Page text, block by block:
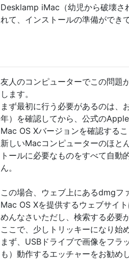
Desklamp iMac（幼児から破壊さ
れて、インストールの準備ができ
友人のコンピューターでこの問題
します。
まず最初に行う必要があるのは、
年）を確認してから、公式の
Mac OS Xバージョンを確認するこ
新しいMacコンピューターのほと
トールに必要なものをすべて自
ん。
この場合、ウェブ上にあるdmgフ
Mac OS Xを提供するウェブサイ
めんなさいただし、検索する必要
ここで、少しトリッキーになり始
まず、USBドライブで画像をフ
も）動作するエッチャーをお勧め